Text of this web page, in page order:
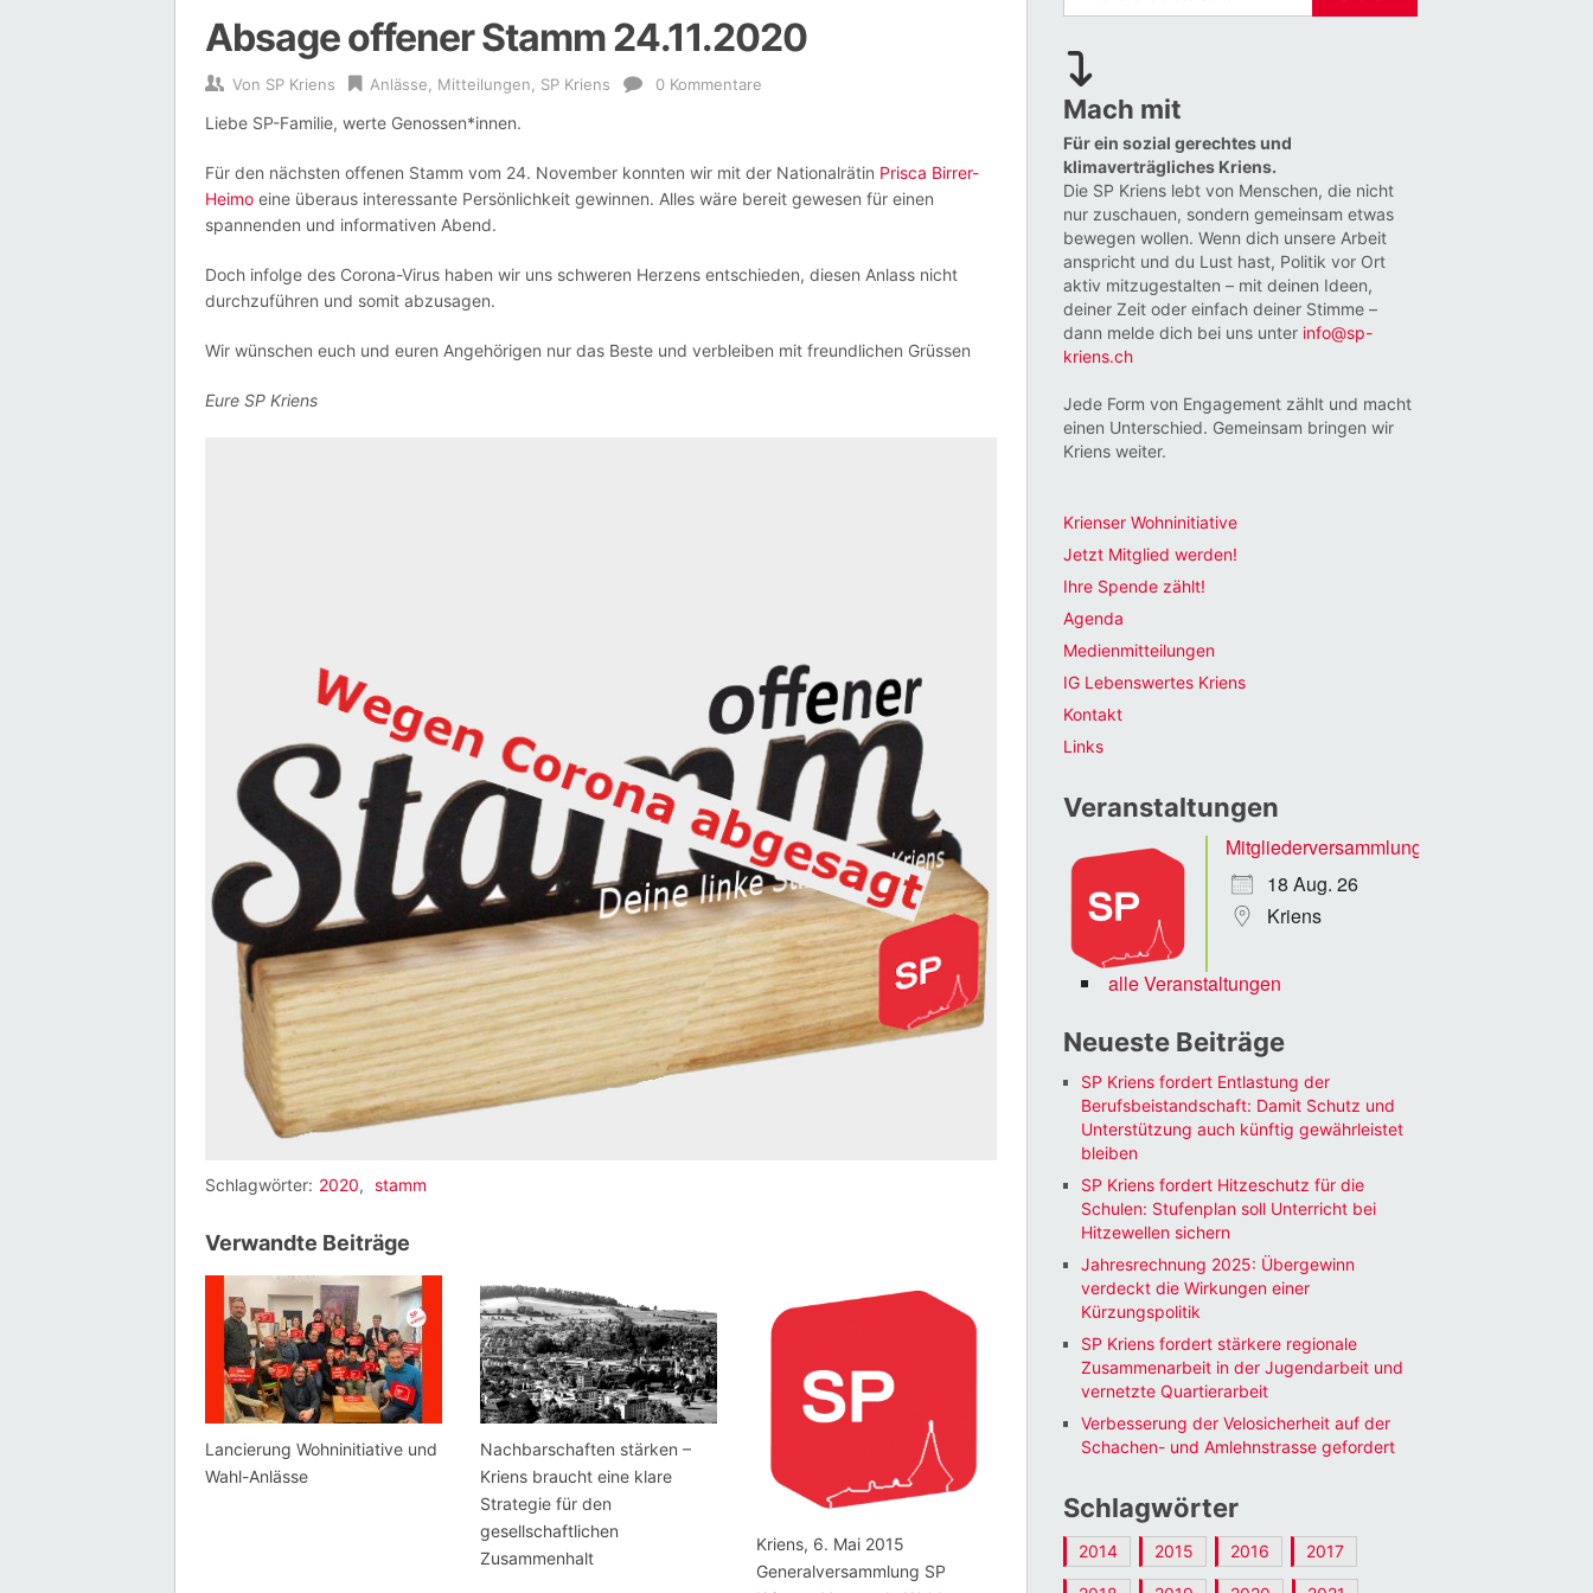
Absage offener Stamm 24.11.2020
Von SP Kriens Anlässe Mitteilungen SP Kriens 0 Kommentare
Liebe SP-Familie, werte Genossen*innen.
Für den nächsten offenen Stamm vom 24. November konnten wir mit der Nationalrätin Prisca Birrer-
Heimo eine überaus interessante Persönlichkeit gewinnen. Alles wäre bereit gewesen für einen
spannenden und informativen Abend.
Doch infolge des Corona-Virus haben wir uns schweren Herzens entschieden, diesen Anlass nicht
durchzuführen und somit abzusagen.
Wir wünschen euch und euren Angehörigen nur das Beste und verbleiben mit freundlichen Grüssen
Eure SP Kriens
Schlagwörter: 2020, stamm
Verwandte Beiträge
Lancierung Wohninitiative und
Wahl-Anlässe
Nachbarschaften stärken –
Kriens braucht eine klare
Strategie für den
gesellschaftlichen
Zusammenhalt
Kriens, 6. Mai 2015
Generalversammlung SP
Mach mit
Für ein sozial gerechtes und
klimaverträgliches Kriens.
Die SP Kriens lebt von Menschen, die nicht
nur zuschauen, sondern gemeinsam etwas
bewegen wollen. Wenn dich unsere Arbeit
anspricht und du Lust hast, Politik vor Ort
aktiv mitzugestalten – mit deinen Ideen,
deiner Zeit oder einfach deiner Stimme –
dann melde dich bei uns unter info@sp-
kriens.ch
Jede Form von Engagement zählt und macht
einen Unterschied. Gemeinsam bringen wir
Kriens weiter.
Krienser Wohninitiative
Jetzt Mitglied werden!
Ihre Spende zählt!
Agenda
Medienmitteilungen
IG Lebenswertes Kriens
Kontakt
Links
Veranstaltungen
Mitgliederversammlung
18 Aug. 26
Kriens
alle Veranstaltungen
Neueste Beiträge
SP Kriens fordert Entlastung der
Berufsbeistandschaft: Damit Schutz und
Unterstützung auch künftig gewährleistet
bleiben
SP Kriens fordert Hitzeschutz für die
Schulen: Stufenplan soll Unterricht bei
Hitzewellen sichern
Jahresrechnung 2025: Übergewinn
verdeckt die Wirkungen einer
Kürzungspolitik
SP Kriens fordert stärkere regionale
Zusammenarbeit in der Jugendarbeit und
vernetzte Quartierarbeit
Verbesserung der Velosicherheit auf der
Schachen- und Amlehnstrasse gefordert
Schlagwörter
2014 2015 2016 2017